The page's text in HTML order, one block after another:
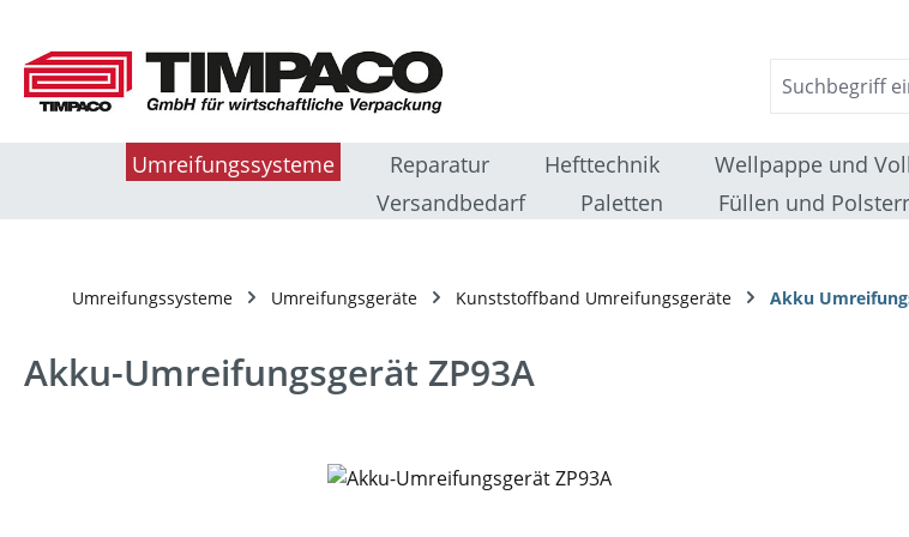
Umreifungssysteme Reparatur Hefttechnik Wellpappe und
Versandbedarf
Paletten Füllen und
Umreifungssysteme Umreifungsgeräte Kunststoffband Umreifungsgeräte Akku
Akku-Umreifungsgerät ZP93A